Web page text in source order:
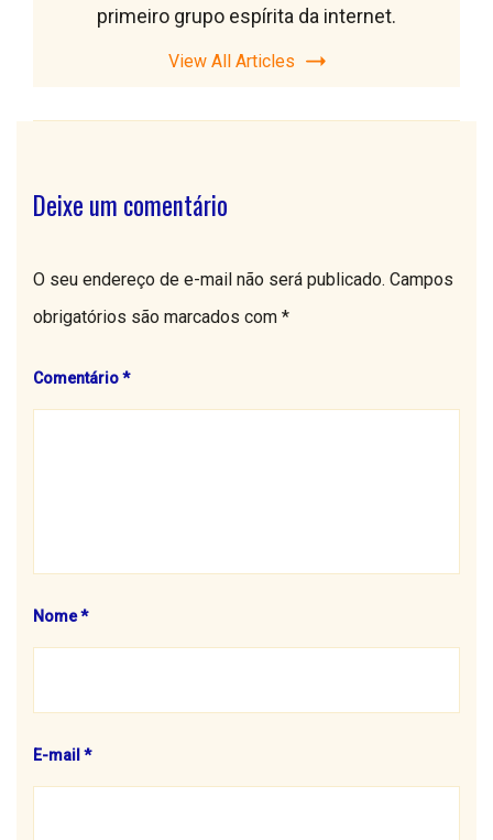
primeiro grupo espírita da internet.
View All Articles
Deixe um comentário
O seu endereço de e-mail não será publicado. Campos
obrigatórios são marcados com *
Comentário*
Nome*
E-mail *